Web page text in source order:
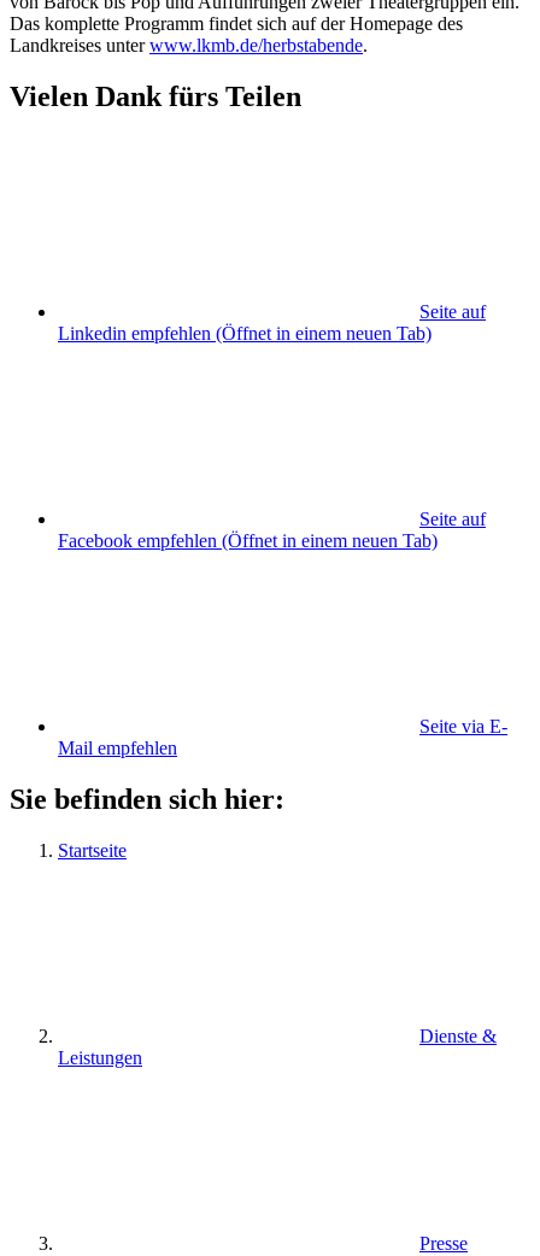
Das komplette Programm findet sich auf der Homepage des
Landkreises unterwww.lkmb.de/herbstabende.
Vielen Dank fürs Teilen
Seite auf
Linkedin empfehlen (Öffnet in einem neuen Tab)
Seite auf
Facebook empfehlen (Öffnet in einem neuen Tab)
Seite via E-
Mail empfehlen
Sie befinden sich hier:
Startseite
Dienste &
Leistungen
Presse